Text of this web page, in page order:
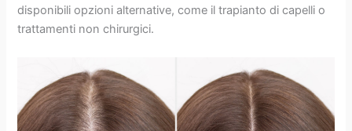
disponibili opzioni alternative, come il trapianto di capelli o
trattamenti non chirurgici.